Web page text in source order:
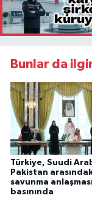
Bunlar da
Türkiye, Suudi
Pakistan
savunma
basınında